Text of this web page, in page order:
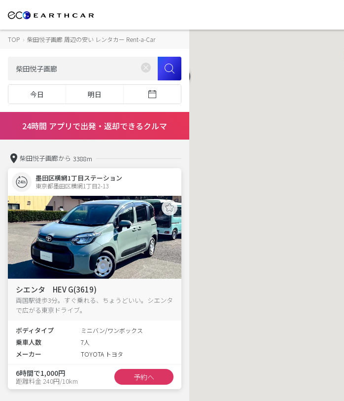
TOP › 柴田悦子画廊 周辺の安い レンタカー Rent-a-Car
今日 明日
24時間 アプリで出発・返却できるクルマ
柴田悦子画廊から 3388m
墨田区横網1丁目ステーション
東京都墨田区横網1丁目2-13
シエンタ HEV G(3619)
両国駅徒歩3分。すぐ乗れる、ちょうどいい。シエンタ
で広がる東京ドライブ。
ボディタイプ ミニバン/ワンボックス
乗車人数 7人
メーカー TOYOTA トヨタ
6時間で1,000円
距離料金 240円/10km 予約へ